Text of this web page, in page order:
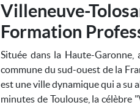
Villeneuve-
Formation
Située dans la Haute-
commune du sud-ouest de la
est une ville dynamique qui a su
minutes de Toulouse, la célèbre